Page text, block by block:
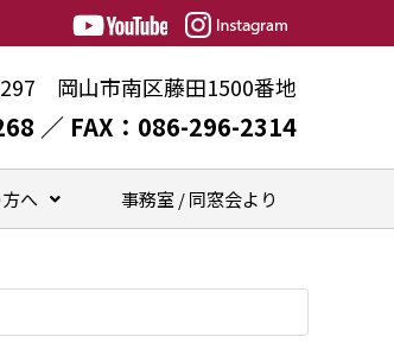
岡山市南区藤田1500番地
／ FAX：086-296-2314
へ 事務室 / 同窓会より